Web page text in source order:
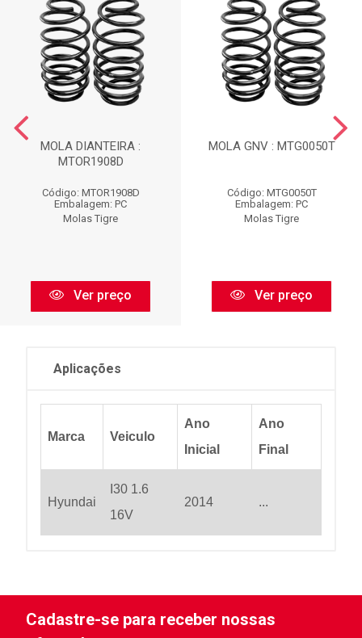
MOLA DIANTEIRA :
MTOR1908D
Código: MTOR1908D
Embalagem: PC
Molas Tigre
Ver preço
MOLA GNV : MTG0050T
Código: MTG0050T
Embalagem: PC
Molas Tigre
Ver preço
Aplicações
Marca Veiculo
Ano
Inicial
Ano
Final
Hyundai
I30 1.6
16V
2014 ...
Cadastre-se para receber nossas